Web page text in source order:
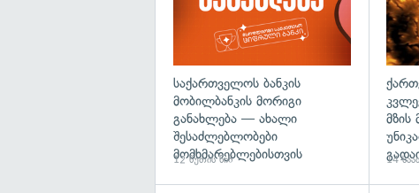
საქართველოს ბანკის
მობილბანკის მორიგი
განახლება — ახალი
შესაძლებლობები
მომხმარებლებისთვის
12 წუთის წინ
მზის
14